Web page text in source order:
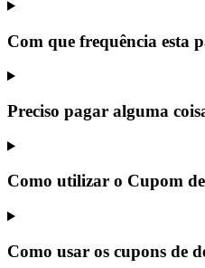
Com que frequência esta
Preciso pagar alguma
Como utilizar o Cupom
Como usar os cupons de